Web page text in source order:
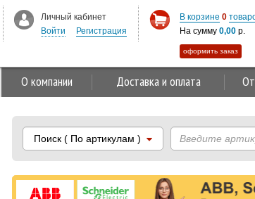
О компании Доставка и оплата
Поиск( По артикулам )
Личный кабинет
Войти
Регистрация
В корзине 0
На сумму 0,00 р.
оформить заказ